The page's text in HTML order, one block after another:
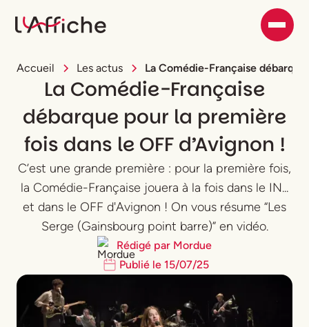
Accueil Les actus La Comédie-Française
La Comédie-Française
débarque pour la première
fois dans le OFF d’Avignon !
C’est une grande première : pour la première fois,
la Comédie-Française jouera à la fois dans le IN...
et dans le OFF d'Avignon ! On vous résume “Les
Serge (Gainsbourg point barre)” en vidéo.
Rédigé par Mordue
Publié le 15/07/25